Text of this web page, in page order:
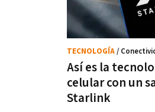
Así es la
celular con un
Starlink
TECNOLOGÍA/